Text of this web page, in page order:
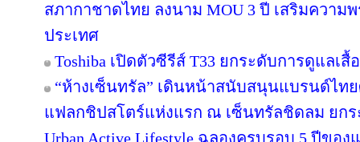
สภากาชาดไทย ลงนาม MOU 3 ปี เสริมความ
ประเทศ
Toshiba เปิดตัวซีรีส์ T33 ยกระดับการดูแลเ
“ห้างเซ็นทรัล” เดินหน้าสนับสนุนแบรนด์ไทย
แฟลกชิปสโตร์แห่งแรก ณ เซ็นทรัลชิดลม ยก
Urban Active Lifestyle ฉลองครบรอบ 5 ปีของ